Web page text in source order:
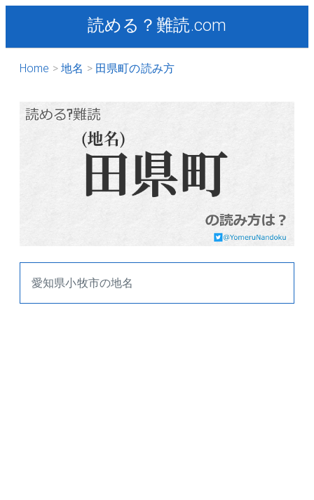
読める？難読.com
Home 地名 田県町の読み方
愛知県小牧市の地名